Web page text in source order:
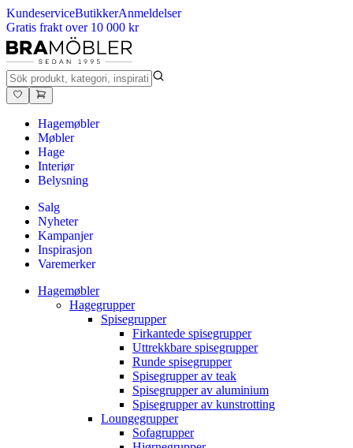
KundeserviceButikkerAnmeldelser
Gratis frakt over 10 000 kr
Hagemøbler
Møbler
Hage
Interiør
Belysning
Salg
Nyheter
Kampanjer
Inspirasjon
Varemerker
Hagemøbler
Hagegrupper
Spisegrupper
Firkantede spisegrupper
Uttrekkbare spisegrupper
Runde spisegrupper
Spisegrupper av teak
Spisegrupper av aluminium
Spisegrupper av kunstrotting
Loungegrupper
Sofagrupper